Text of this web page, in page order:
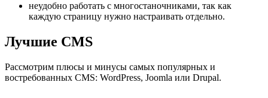
неудобно работать с многостаночниками, так как
каждую страницу нужно настраивать отдельно.
Лучшие CMS
Рассмотрим плюсы и минусы самых популярных и
востребованных CMS: WordPress, Joomla или Drupal.